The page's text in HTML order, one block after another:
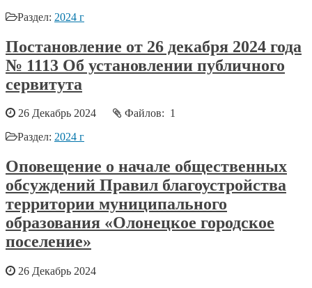
Раздел: 2024 г
Постановление от 26 декабря 2024 года
№ 1113 Об установлении публичного
сервитута
26 Декабрь 2024
Файлов: 1
Раздел: 2024 г
Оповещение о начале общественных
обсуждений Правил благоустройства
территории муниципального
образования «Олонецкое городское
поселение»
26 Декабрь 2024